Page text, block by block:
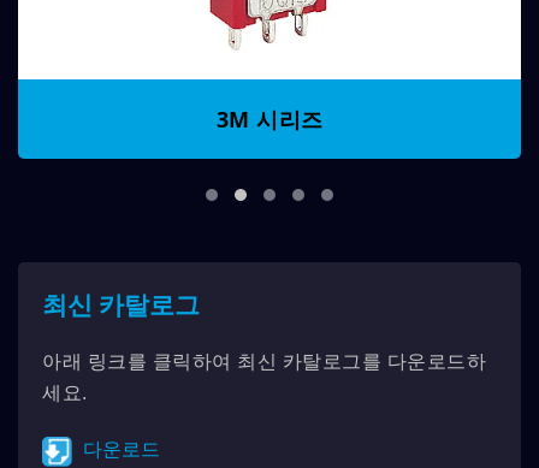
3M 시리즈
최신 카탈로그
아래 링크를 클릭하여 최신 카탈로그를 다운로드하
세요.
다운로드